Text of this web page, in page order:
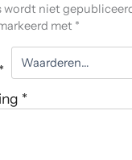
wordt niet
met *
*
*